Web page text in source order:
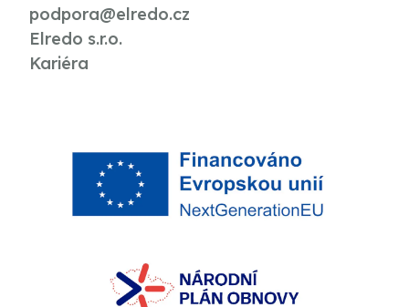
podpora@elredo.cz
Elredo s.r.o.
Kariéra